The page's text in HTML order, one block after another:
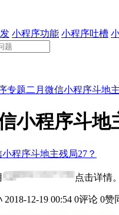
小程序功能 小程序吐槽
专题二月微信小程序斗地
小程序斗地
程序斗地主残局27？
点击详情
2018-12-19 00:54 0评论 0赞